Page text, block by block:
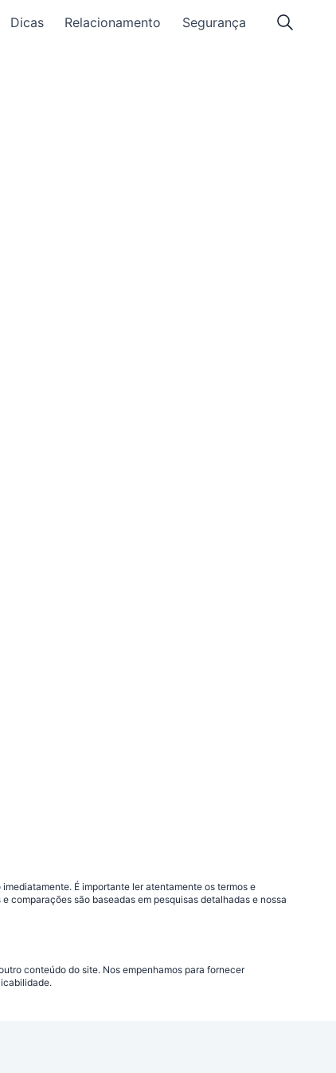
Dicas Relacionamento Segurança
É importante ler atentamente os termos e
são baseadas em pesquisas detalhadas e nossa
conteúdo do site. Nos empenhamos para fornecer